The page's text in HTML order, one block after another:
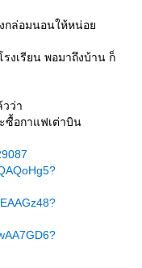
กล่อมนอนให้หน่อย
งเรียน พอมาถึงบ้าน ก็
ว่า
ซื้อกาแฟเต่าบิน